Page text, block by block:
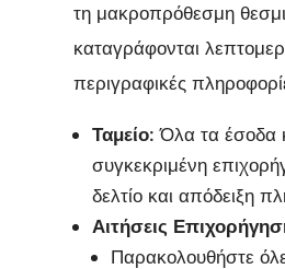
τη μακροπρόθεσμη
καταγράφονται
περιγραφικές
Ταμείο: Όλα τα έσοδα
συγκεκριμένη
δελτίο και απόδειξη
Αιτήσεις
Παρακολουθήστε